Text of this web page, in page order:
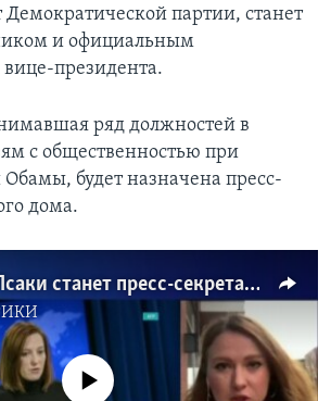
Демократической партии, станет
и официальным
президента.
ряд должностей в
с общественностью при
будет назначена пресс-
дома.
Дженнифер Псаки станет пресс-секретарем Джо Байдена
source currently available